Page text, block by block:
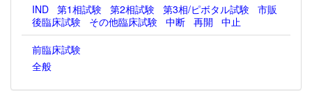
IND 第1相試験 第2相試験 第3相/ピボタル試験 市販
後臨床試験
その他臨床試験 中断 再開
中止
前臨床試験
全般